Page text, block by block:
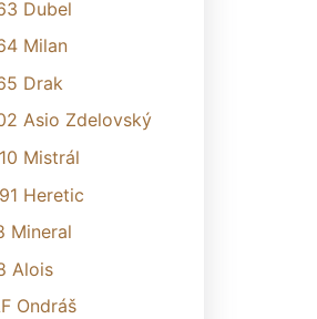
Dubel
Milan
Drak
Asio Zdelovský
Mistrál
Heretic
Mineral
Alois
Ondráš